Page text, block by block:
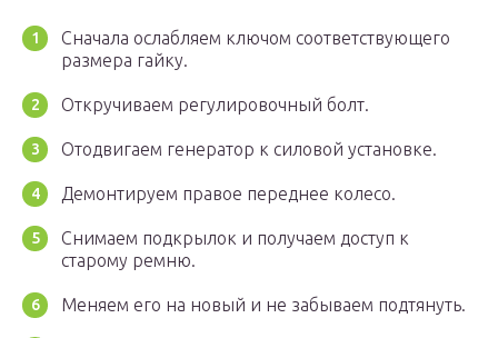
Сначала ослабляем ключом соответствующего
размера гайку.
Откручиваем регулировочный болт.
Отодвигаем генератор к силовой установке.
Демонтируем правое переднее колесо.
Снимаем подкрылок и получаем доступ к
старому ремню.
Меняем его на новый и не забываем подтянуть.